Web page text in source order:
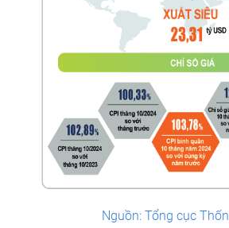
Nguồn: Tổng cục